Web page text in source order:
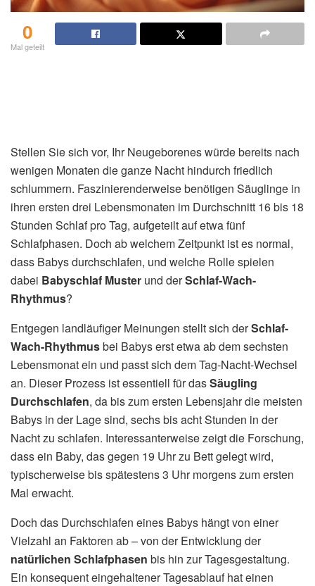
0
Mal geteilt
Stellen Sie sich vor, Ihr Neugeborenes würde bereits nach
wenigen Monaten die ganze Nacht hindurch friedlich
schlummern. Faszinierenderweise benötigen Säuglinge in
ihren ersten drei Lebensmonaten im Durchschnitt 16 bis 18
Stunden Schlaf pro Tag, aufgeteilt auf etwa fünf
Schlafphasen. Doch ab welchem Zeitpunkt ist es normal,
dass Babys durchschlafen, und welche Rolle spielen
dabei Babyschlaf Muster und derSchlaf-Wach-
Rhythmus?
Entgegen landläufiger Meinungen stellt sich derSchlaf-
Wach-Rhythmusbei Babys erst etwa ab dem sechsten
Lebensmonat ein und passt sich dem Tag-Nacht-Wechsel
an. Dieser Prozess ist essentiell für dasSäugling
Durchschlafen, da bis zum ersten Lebensjahr die meisten
Babys in der Lage sind, sechs bis acht Stunden in der
Nacht zu schlafen. Interessanterweise zeigt die Forschung,
dass ein Baby, das gegen 19 Uhr zu Bett gelegt wird,
typischerweise bis spätestens 3 Uhr morgens zum ersten
Mal erwacht.
Doch das Durchschlafen eines Babys hängt von einer
Vielzahl an Faktoren ab – von der Entwicklung der
natürlichen Schlafphasen bis hin zur Tagesgestaltung.
Ein konsequent eingehaltener Tagesablauf hat einen